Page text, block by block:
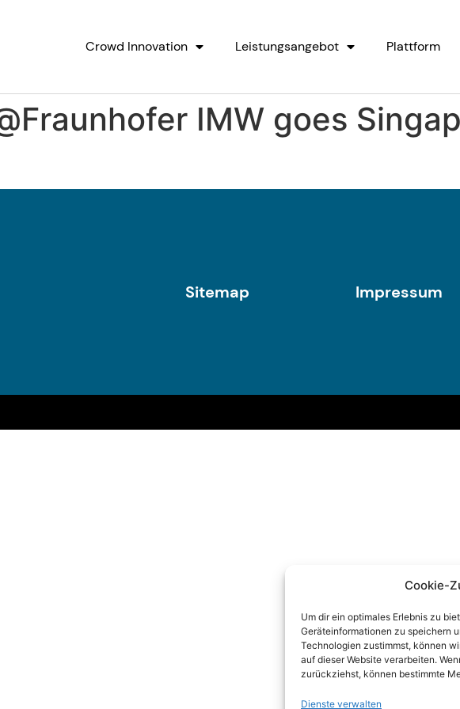
Cookie-
Um dir ein optimales Erlebnis zu
Geräteinformationen zu speichern
Technologien zustimmst, können
auf dieser Website verarbeiten.
zurückziehst, können bestimmte
Dienste verwalten
Crowd Innovation Leistungsangebot Plattform
IMW goes
Sitemap Impressum